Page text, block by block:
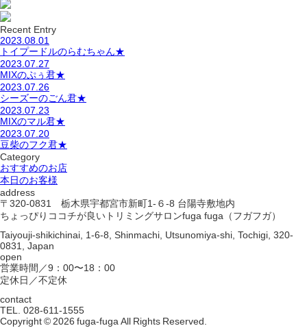
Recent Entry
2023.08.01
トイプードルのらむちゃん★
2023.07.27
MIXのぷぅ君★
2023.07.26
シーズーのごん君★
2023.07.23
MIXのマル君★
2023.07.20
豆柴のフク君★
Category
おすすめのお店
本日のお客様
address
〒320-0831 栃木県宇都宮市新町1-６-8 台陽寺敷地内
ちょっぴりココチが良いトリミングサロンfuga fuga（フガフガ）
Taiyouji-shikichinai, 1-6-8, Shinmachi, Utsunomiya-shi, Tochigi, 320-
0831, Japan
open
営業時間／9：00〜18：00
定休日／不定休
contact
TEL. 028-611-1555
Copyright © 2026 fuga-fuga All Rights Reserved.